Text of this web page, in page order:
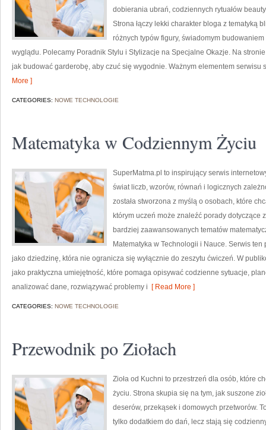
dobierania ubrań, codziennych rytuałów
Strona łączy lekki charakter bloga z tematyką
różnych typów figury, świadomym
wyglądu. Polecamy Poradnik Stylu i Stylizacje na Specjalne Okazje. Na
jak budować garderobę, aby czuć się wygodnie. Ważnym elementem serwisu
More ]
CATEGORIES: NOWE TECHNOLOGIE
Matematyka w Codziennym Życiu
SuperMatma.pl to inspirujący serwis
świat liczb, wzorów, równań i logicznych
została stworzona z myślą o osobach, które
którym uczeń może znaleźć porady
bardziej zaawansowanych tematów
Matematyka w Technologii i Nauce. Serwis
jako dziedzinę, która nie ogranicza się wyłącznie do zeszytu ćwiczeń. W
jako praktyczna umiejętność, które pomaga opisywać codzienne sytuacje,
analizować dane, rozwiązywać problemy i [ Read More ]
CATEGORIES: NOWE TECHNOLOGIE
Przewodnik po Ziołach
Zioła od Kuchni to przestrzeń dla osób, które
życiu. Strona skupia się na tym, jak suszone
deserów, przekąsek i domowych przetworów.
tylko dodatkiem do dań, lecz stają się